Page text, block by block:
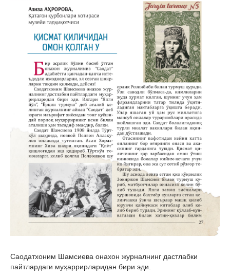
Саодатхоним Шамсиева онахон журналнинг дастлабки
пайтлардаги муҳаррирларидан бири эди.